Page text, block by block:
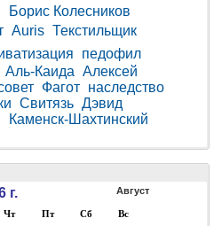
Борис Колесников
Auris Текстильщик
педофил
Аль-Каида Алексей
Фагот наследство
Свитязь Дэвид
Каменск-Шахтинский
г. Август
Чт Пт Сб Вс